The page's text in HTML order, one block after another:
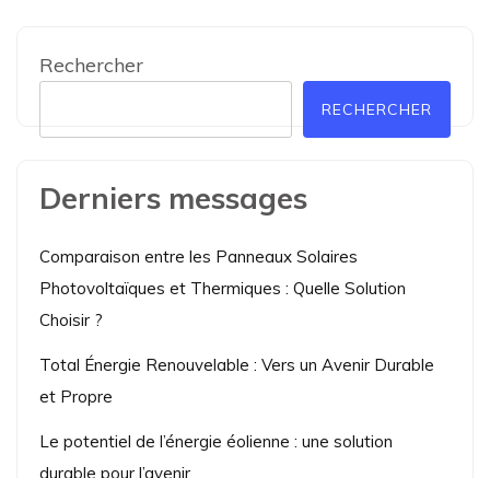
Rechercher
RECHERCHER
Derniers messages
Comparaison entre les Panneaux Solaires
Photovoltaïques et Thermiques : Quelle Solution
Choisir ?
Total Énergie Renouvelable : Vers un Avenir Durable
et Propre
Le potentiel de l’énergie éolienne : une solution
durable pour l’avenir